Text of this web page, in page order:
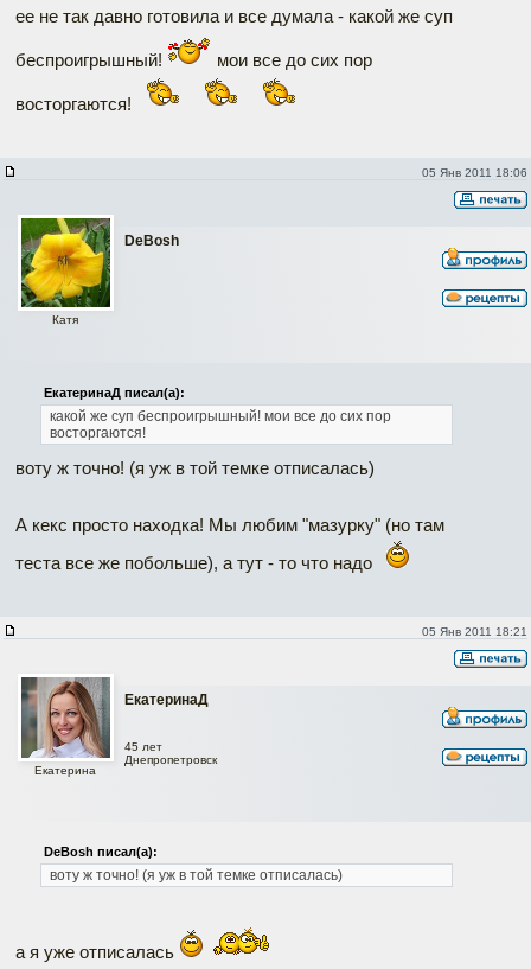
ее не так давно готовила и все думала - какой же суп
беспроигрышный! мои все до сих пор
восторгаются!
05 Янв 2011 18:06
DeBosh
Катя
ЕкатеринаД писал(а):
какой же суп беспроигрышный! мои все до сих пор
восторгаются!
воту ж точно! (я уж в той темке отписалась)
А кекс просто находка! Мы любим "мазурку" (но там
теста все же побольше), а тут - то что надо
05 Янв 2011 18:21
ЕкатеринаД
Екатерина
45 лет
Днепропетровск
DeBosh писал(а):
воту ж точно! (я уж в той темке отписалась)
а я уже отписалась